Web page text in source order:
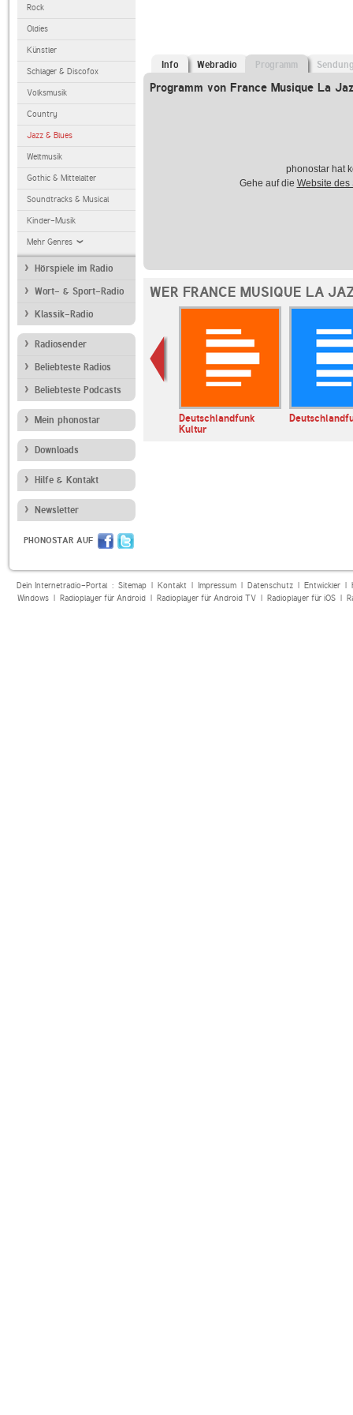
Rock
Oldies
Künstler
Schlager & Discofox
Volksmusik
Country
Jazz & Blues
Weltmusik
Gothic & Mittelalter
Soundtracks & Musical
Kinder-Musik
Mehr Genres
Hörspiele im Radio
Wort- & Sport-Radio
Klassik-Radio
Radiosender
Beliebteste Radios
Beliebteste Podcasts
Mein phonostar
Downloads
Hilfe & Kontakt
Newsletter
PHONOSTAR AUF
Info Webradio Programm
Programm von France Musique La
phonostar hat
Gehe auf die Website des
WER FRANCE MUSIQUE LA
Radio Swiss Classic
Deutschlandfunk
Kultur
Dein Internetradio-Portal : Sitemap| Kontakt| Impressum| Datenschutz| Entwickler|
Windows| Radioplayer für Android| Radioplayer für Android TV| Radioplayer für iOS|